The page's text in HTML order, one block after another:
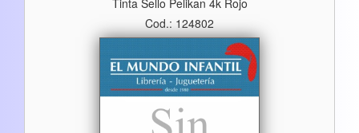
Cod.: 124802